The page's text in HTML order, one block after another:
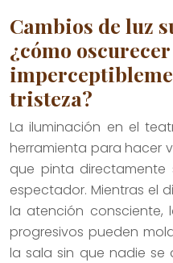
Cambios de luz
¿cómo
tristeza?
La iluminación en el
herramienta para hacer
que pinta directamente
espectador. Mientras el
la atención consciente,
progresivos pueden
la sala sin que nadie se